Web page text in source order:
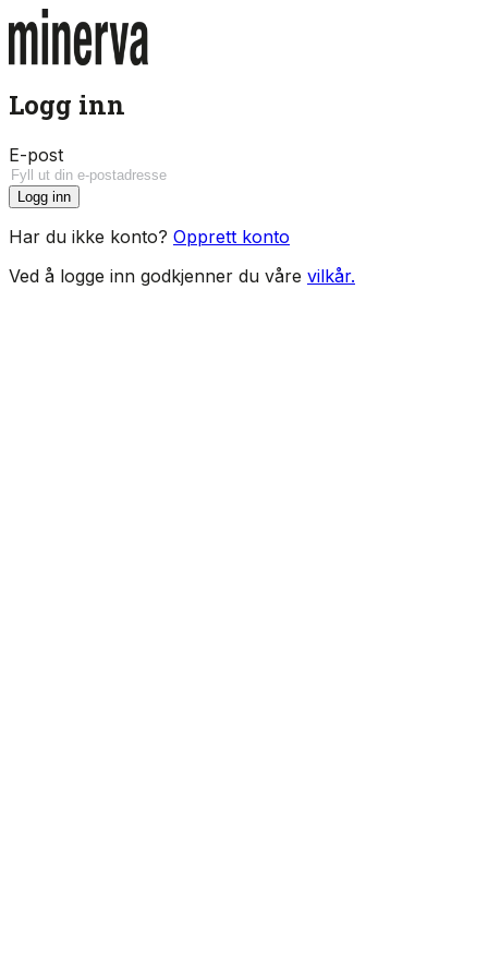
Logg inn
E-post
Logg inn
Har du ikke konto? Opprett konto
Ved å logge inn godkjenner du våre vilkår.